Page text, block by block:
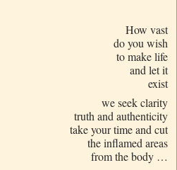
How vast
do you wish
to make life
and let it
exist
we seek clarity
truth and authenticity
take your time and cut
the inflamed areas
from the body …